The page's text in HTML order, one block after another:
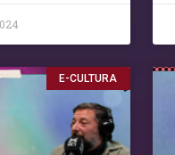
E-CULTURA